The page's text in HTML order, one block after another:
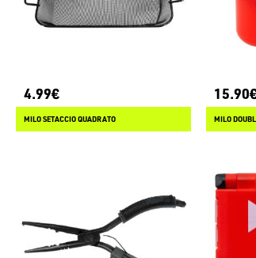
4.99€
MILO SETACCIO QUADRATO MILO